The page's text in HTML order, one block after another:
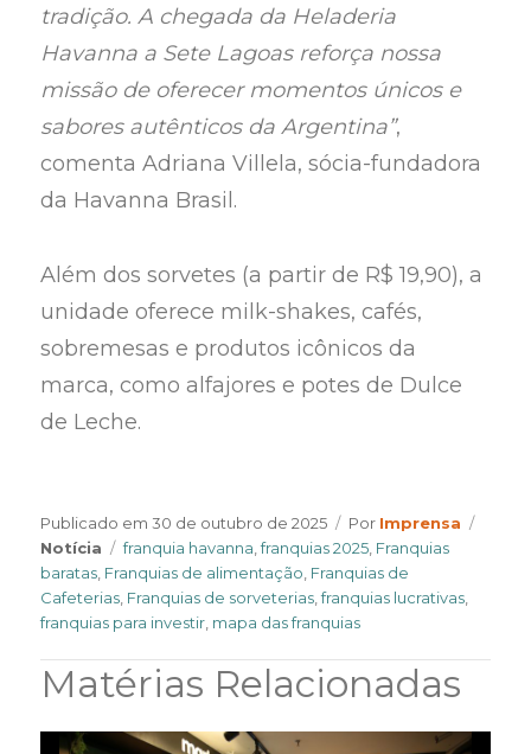
tradição. A chegada da Heladeria
Havanna a Sete Lagoas reforça nossa
missão de oferecer momentos únicos e
sabores autênticos da Argentina”,
comenta Adriana Villela, sócia-fundadora
da Havanna Brasil.
Além dos sorvetes (a partir de R$ 19,90), a
unidade oferece milk-shakes, cafés,
sobremesas e produtos icônicos da
marca, como alfajores e potes de Dulce
de Leche.
Publicado em30 de outubro de 2025 Por Author
Imprensa
Notícia
Tags
franquia havanna,franquias 2025, Franquias
baratas, Franquias de alimentação, Franquias de
Cafeterias, Franquias de sorveterias,franquias lucrativas,
franquias para investir, mapa das franquias
Matérias Relacionadas